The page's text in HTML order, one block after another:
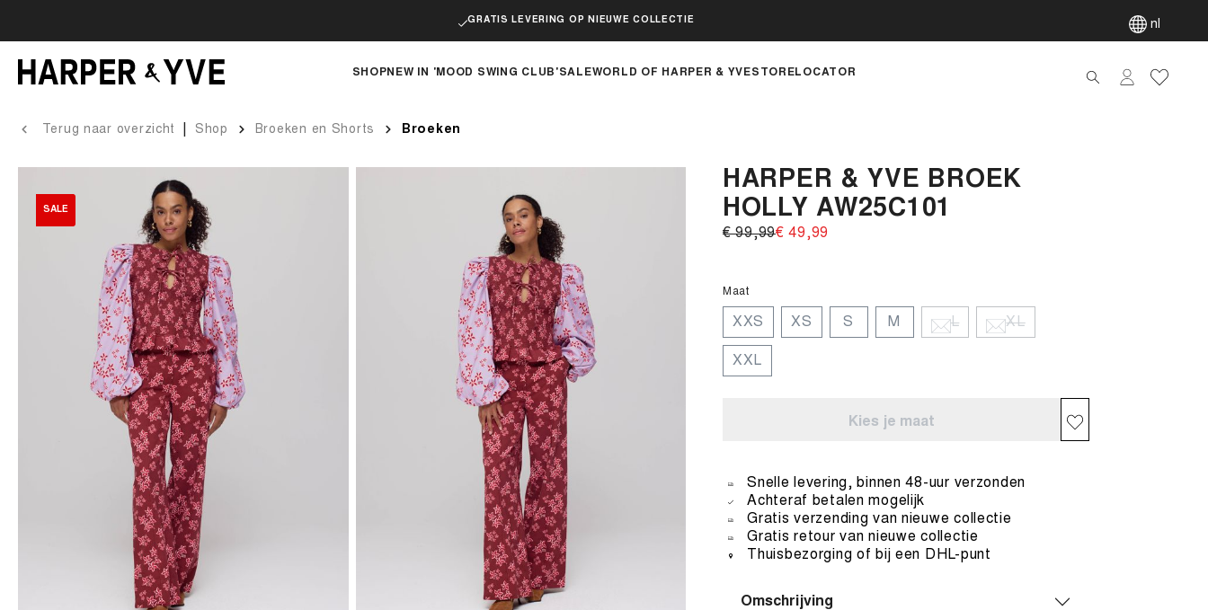
GRATIS LEVERING OP NIEUWE COLLECTIE nl
SHOPNEW IN 'MOOD SWING CLUB'SALEWORLD OF HARPER & YVESTORELOCATOR
Terug naar overzicht Shop Broeken en Shorts Broeken
SALE
HARPER & YVE BROEK
HOLLY AW25C101
€ 99,99‌€ 49,99‌
Maat
XXS XS S M L XL
XXL
Kies je maat
Snelle levering, binnen 48-uur verzonden
Achteraf betalen mogelijk
Gratis verzending van nieuwe collectie
Gratis retour van nieuwe collectie
Thuisbezorging of bij een DHL-punt
Omschrijving